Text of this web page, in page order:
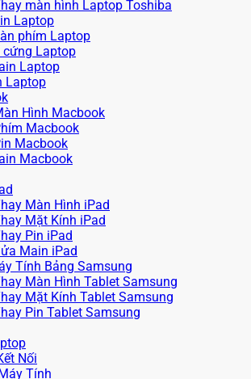
màn hình Laptop Toshiba
Laptop
phím Laptop
cứng Laptop
Laptop
Laptop
Hình Macbook
Macbook
Macbook
Macbook
Màn Hình iPad
Mặt Kính iPad
Pin iPad
Main iPad
Tính Bảng Samsung
Màn Hình Tablet Samsung
Mặt Kính Tablet Samsung
Pin Tablet Samsung
Nối
Tính